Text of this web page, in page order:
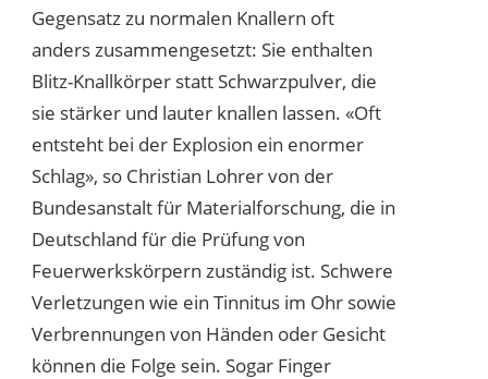
Gegensatz zu normalen Knallern oft
anders zusammengesetzt: Sie enthalten
Blitz-Knallkörper statt Schwarzpulver, die
sie stärker und lauter knallen lassen. «Oft
entsteht bei der Explosion ein enormer
Schlag», so Christian Lohrer von der
Bundesanstalt für Materialforschung, die in
Deutschland für die Prüfung von
Feuerwerkskörpern zuständig ist. Schwere
Verletzungen wie ein Tinnitus im Ohr sowie
Verbrennungen von Händen oder Gesicht
können die Folge sein. Sogar Finger